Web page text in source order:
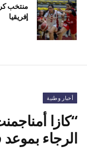
منتخب
إفريقيا
أخبار وطنية
“كازا
الرجاء بموعد